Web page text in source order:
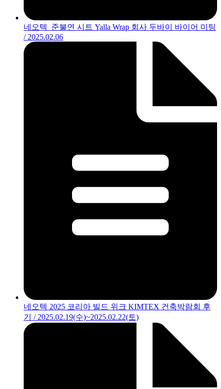
네오텍_준불연 시트 Yalla Wrap 회사 두바이 바이어 미팅
/ 2025.02.06
네오텍 2025 코리아 빌드 위크 KIMTEX 건축박람회 후
기 / 2025.02.19(수)~2025.02.22(토)